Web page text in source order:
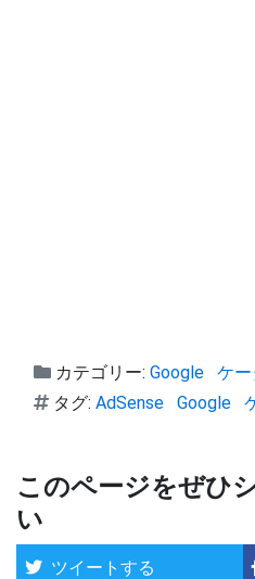
カテゴリー: Google
ケ
タグ: AdSense Google
このページをぜひ
い
ツイートする